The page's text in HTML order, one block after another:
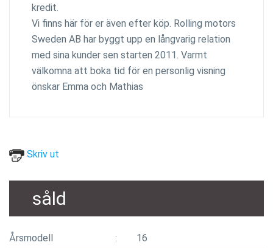
kredit.
Vi finns här för er även efter köp. Rolling motors
Sweden AB har byggt upp en långvarig relation
med sina kunder sen starten 2011. Varmt
välkomna att boka tid för en personlig visning
önskar Emma och Mathias
Skriv ut
såld
Årsmodell 16